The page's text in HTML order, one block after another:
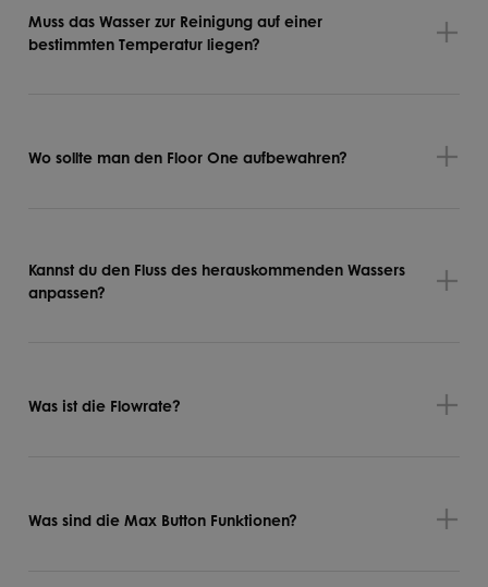
Muss das Wasser zur Reinigung auf einer
bestimmten Temperatur liegen?
Wo sollte man den Floor One aufbewahren?
Kannst du den Fluss des herauskommenden Wassers
anpassen?
Was ist die Flowrate?
Was sind die Max Button Funktionen?